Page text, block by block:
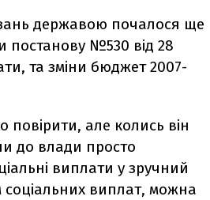
державою почалося ще
постанову №530 від 28
та зміни бюджет 2007-
повірити, але колись він
до влади просто
виплати у зручний
виплат, можна